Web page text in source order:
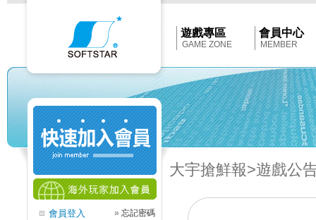
Softstar
遊戲專區
GAME ZONE
會員中心
MEMBER
會員登入 » 忘記密碼
大宇搶鮮報>遊戲公